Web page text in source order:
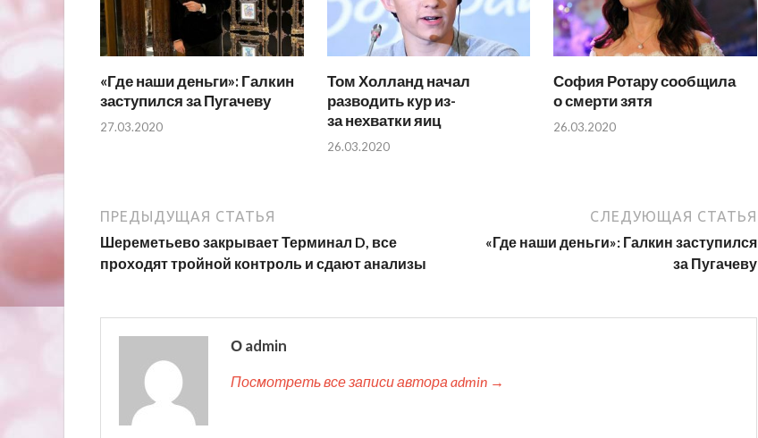
«Где наши деньги»: Галкин
заступился за Пугачеву
27.03.2020
Том Холланд начал
разводить кур из-
за нехватки яиц
26.03.2020
София Ротару сообщила
о смерти зятя
26.03.2020
ПРЕДЫДУЩАЯ СТАТЬЯ
Шереметьево закрывает Терминал D, все
проходят тройной контроль и сдают анализы
СЛЕДУЮЩАЯ СТАТЬЯ
«Где наши деньги»: Галкин заступился
за Пугачеву
О admin
Посмотреть все записи автора admin →